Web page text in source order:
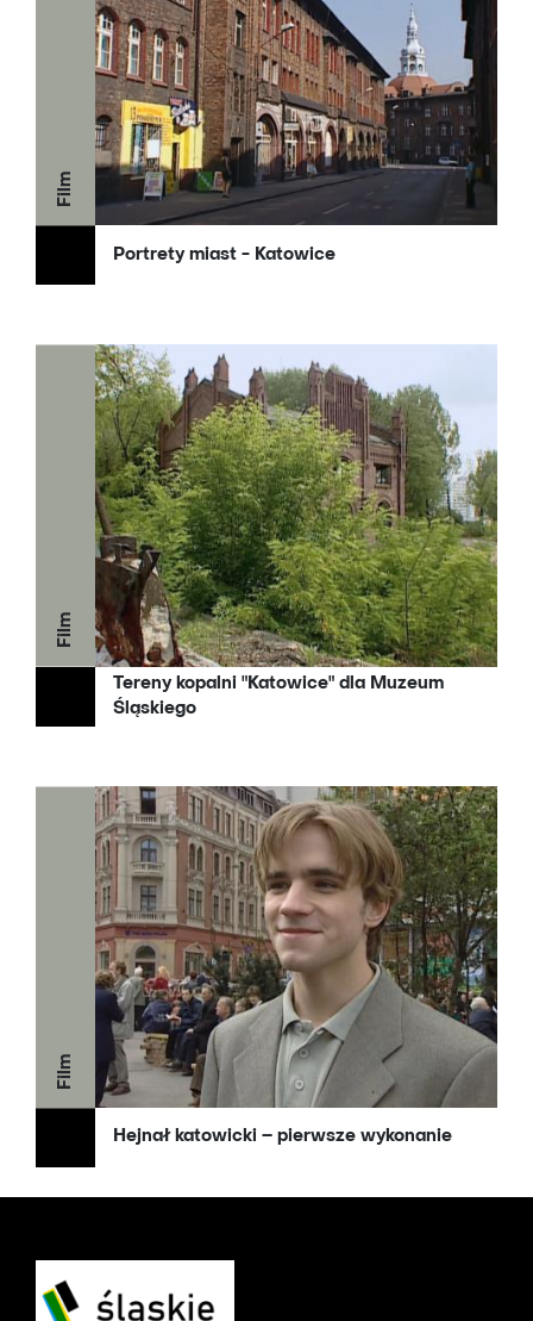
Film
Portrety miast - Katowice
Film
Tereny kopalni "Katowice" dla Muzeum
Śląskiego
Film
Hejnał katowicki – pierwsze wykonanie